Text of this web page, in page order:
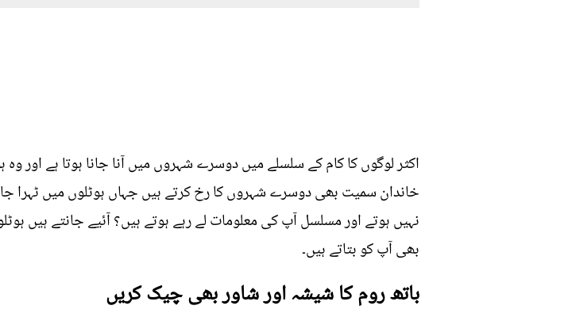
اکثر لوگوں کا کام کے سلسلے میں دوسرے شہروں میں آنا جانا ہوتا ہے اور
خاندان سمیت بھی دوسرے شہروں کا رخ کرتے ہیں جہاں ہوٹلوں میں ٹہرا
نہیں ہوتے اور مسلسل آپ کی معلومات لے رہے ہوتے ہیں؟ آئیے جانتے ہیں
بھی آپ کو بتاتے ہیں۔
باتھ روم کا شیشہ اور شاور بھی چیک کریں